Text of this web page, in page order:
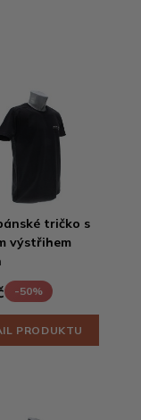
tričko s
výstřihem
-50%
PRODUKTU